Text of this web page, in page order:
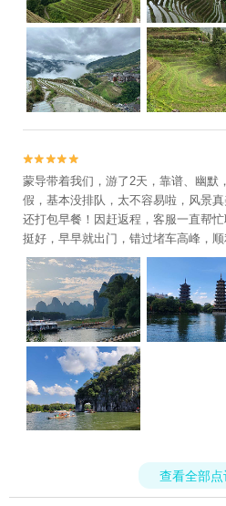


蒙导带着我们，游了2天，靠谱、幽默
假，基本没排队，太不容易啦，风景
还打包早餐！因赶返程，客服一直帮
挺好，早早就出门，错过堵车高峰，顺
查看全部点